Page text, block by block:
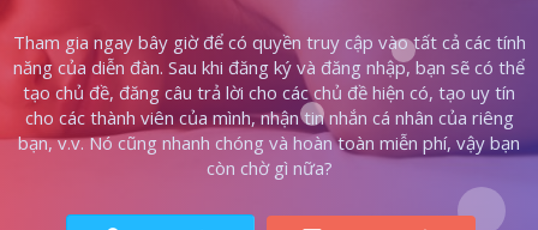
Tham gia ngay bây giờ để có quyền truy cập vào tất cả các tính
năng của diễn đàn. Sau khi đăng ký và đăng nhập, bạn sẽ có thể
tạo chủ đề, đăng câu trả lời cho các chủ đề hiện có, tạo uy tín
cho các thành viên của mình, nhận tin nhắn cá nhân của riêng
bạn, v.v. Nó cũng nhanh chóng và hoàn toàn miễn phí, vậy bạn
còn chờ gì nữa?